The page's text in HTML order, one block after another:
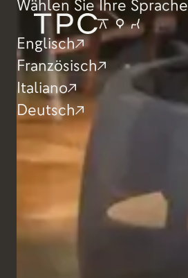
Wählen Sie Ihre Sprache
Englisch
Französisch
Italiano
Deutsch